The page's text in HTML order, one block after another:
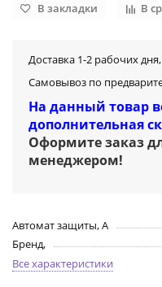
В закладки В
Доставка 1-2 рабочих
Самовывоз по
На данный товар
дополнительная
Оформите заказ
менеджером!
Автомат защиты, А
Бренд,
Все характеристики